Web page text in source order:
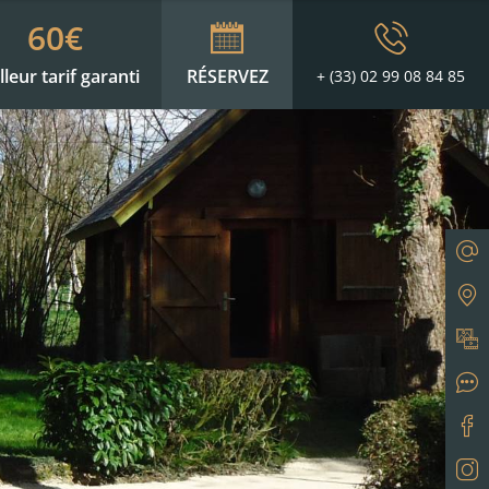
60€
tarif garanti RÉSERVEZ + (33) 02 99 08 84 85